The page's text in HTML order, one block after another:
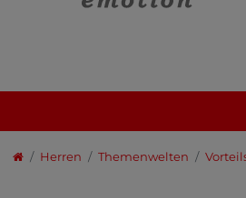
Herren Themenwelten